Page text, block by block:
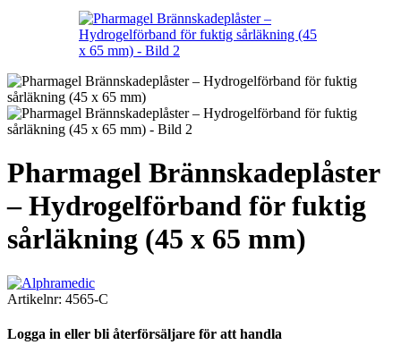
Pharmagel Brännskadeplåster
– Hydrogelförband för fuktig
sårläkning (45 x 65 mm)
Artikelnr: 4565-C
Logga in eller bli återförsäljare för att handla